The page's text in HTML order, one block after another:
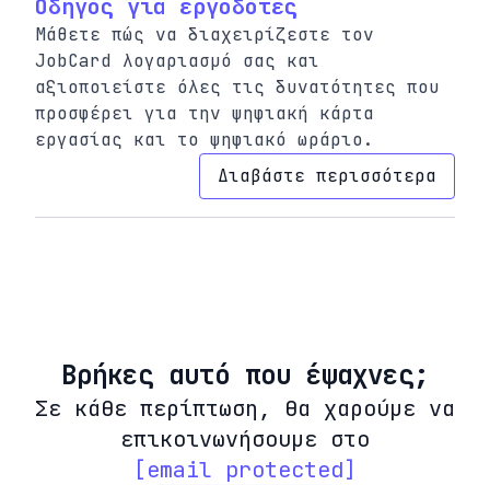
Οδηγός για εργοδότες
Μάθετε πώς να διαχειρίζεστε τον
JobCard λογαριασμό σας και
αξιοποιείστε όλες τις δυνατότητες που
προσφέρει για την ψηφιακή κάρτα
εργασίας και το ψηφιακό ωράριο.
Διαβάστε περισσότερα
Βρήκες αυτό που έψαχνες;
Σε κάθε περίπτωση, θα χαρούμε να
επικοινωνήσουμε στο
[email protected]